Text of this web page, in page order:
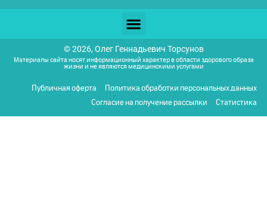
© 2026, Олег Геннадьевич Торсунов
Материалы сайта носят информационный характер в области здорового образа
жизни и не являются медицинскими услугами
Публичная оферта
Политика обработки персональных данных
Согласие на получение рассылки
Статистика